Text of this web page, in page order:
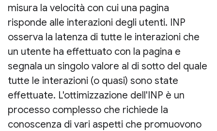
misura la velocità con cui una pagina
risponde alle interazioni degli utenti. INP
osserva la latenza di tutte le interazioni che
un utente ha effettuato con la pagina e
segnala un singolo valore al di sotto del quale
tutte le interazioni (o quasi) sono state
effettuate. L'ottimizzazione dell'INP è un
processo complesso che richiede la
conoscenza di vari aspetti che promuovono